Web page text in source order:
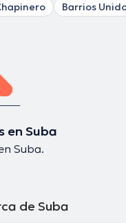
Barrios
en Suba
Suba.
de Suba